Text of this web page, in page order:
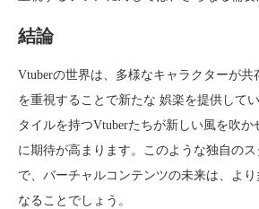
結論
Vtuberの世界は、多様なキャラクターが
を重視することで新たな 娯楽を提供して
タイルを持つVtuberたちが新しい風を吹か
に期待が高まります。このような独自の
で、バーチャルコンテンツの未来は、よ
なることでしょう。